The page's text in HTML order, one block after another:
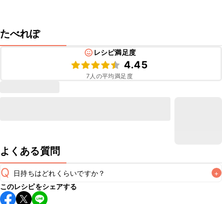
たべれぽ
レシピ満足度
4.45
7 人の平均満足度
よくある質問
Q 日持ちはどれくらいですか？ +
保存期間は冷蔵で当日中が目安です。なるべくお早めにお召
このレシピをシェアする